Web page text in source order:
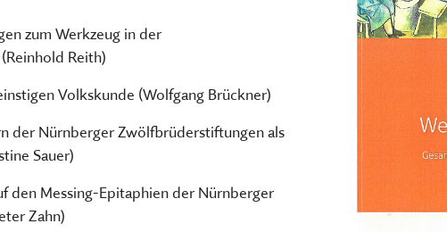
Freilandmuseums
Museum im Museum
HIER KOMMEN SIE ZUM
Sammeln, bewahren,
MEHR ÜBER UNSERE
zum Werkzeug in der
Reith)
Volkskunde (Wolfgang Brückner)
der Nürnberger Zwölfbrüderstiftungen als
Sauer)
den Messing-Epitaphien der Nürnberger
Zahn)